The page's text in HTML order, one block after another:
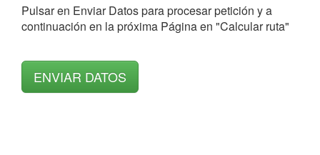
Pulsar en Enviar Datos para procesar petición y a
continuación en la próxima Página en "Calcular ruta"